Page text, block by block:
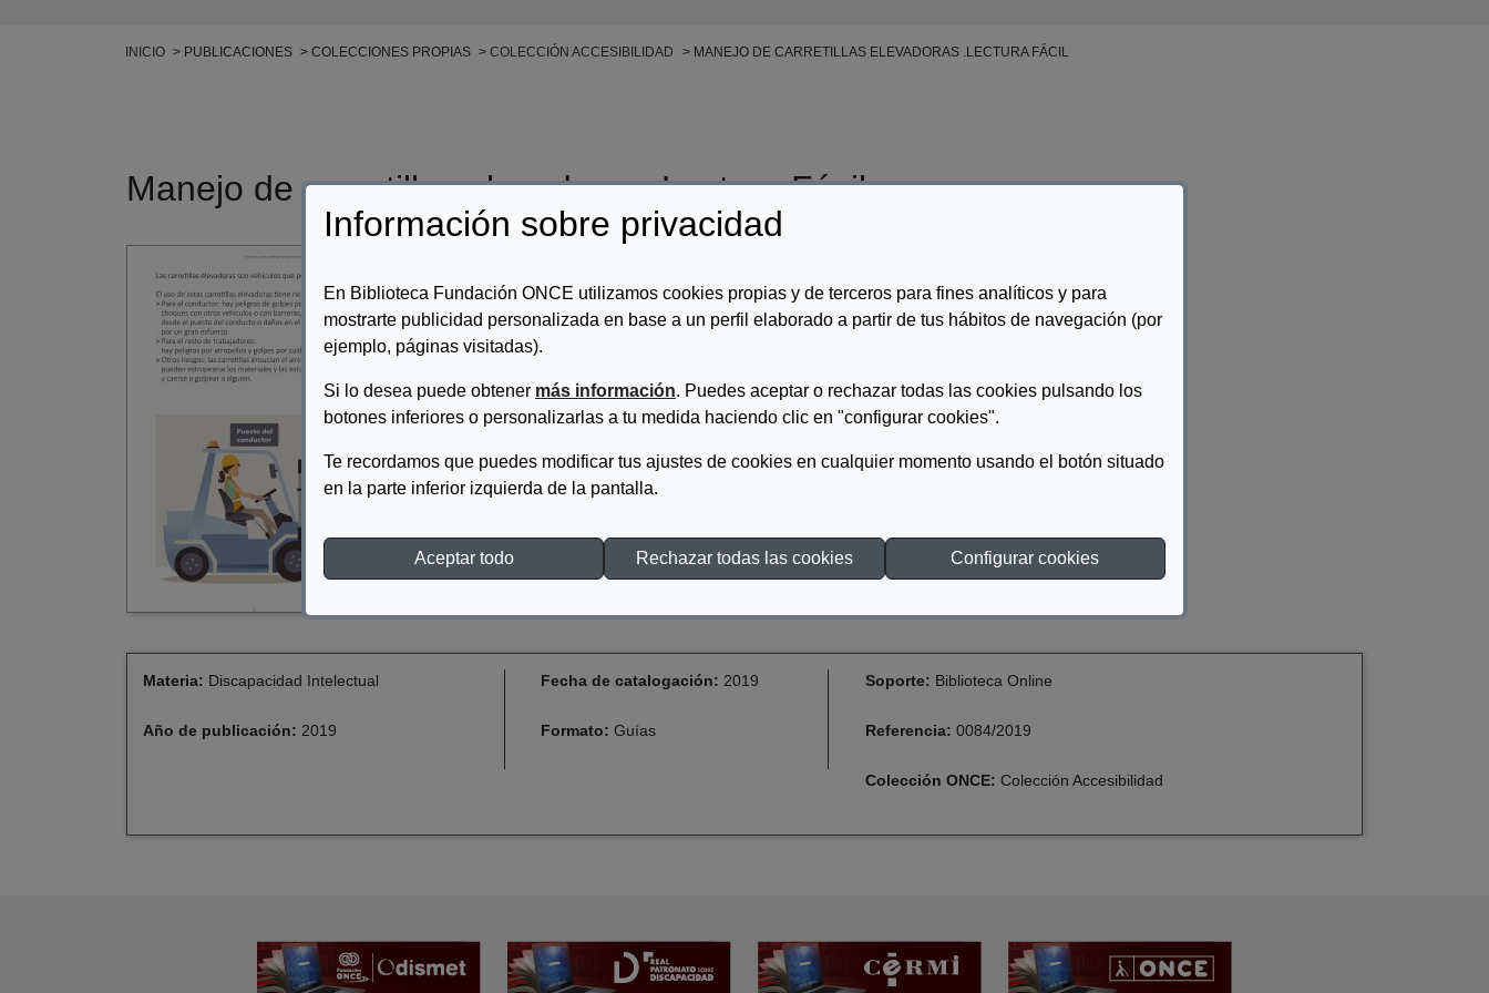
Información sobre privacidad
En Biblioteca Fundación ONCE utilizamos cookies propias y de terceros para fines analíticos y para
mostrarte publicidad personalizada en base a un perfil elaborado a partir de tus hábitos de navegación (por
ejemplo, páginas visitadas).
Si lo desea puede obtener más información. Puedes aceptar o rechazar todas las cookies pulsando los
botones inferiores o personalizarlas a tu medida haciendo clic en "configurar cookies".
Te recordamos que puedes modificar tus ajustes de cookies en cualquier momento usando el botón situado
en la parte inferior izquierda de la pantalla.
Aceptar todo Rechazar todas las cookies Configurar cookies
Ruta de navegación
INICIO PUBLICACIONES COLECCIONES PROPIAS COLECCIÓN ACCESIBILIDAD MANEJO DE CARRETILLAS ELEVADORAS .LECTURA FÁCIL
Manejo de carretillas elevadoras .Lectura Fácil
Manejo de carretillas elevadoras. Ficha en Lectura Fácil.
DESCARGAR MANEJO DE CARRETILLAS ELEVADORAS .LECTURA FÁCIL
Materia: Discapacidad Intelectual
Año de publicación: 2019
Fecha de catalogación: 2019
Formato:Guías
Soporte: Biblioteca Online
Referencia: 0084/2019
Colección ONCE: Colección Accesibilidad